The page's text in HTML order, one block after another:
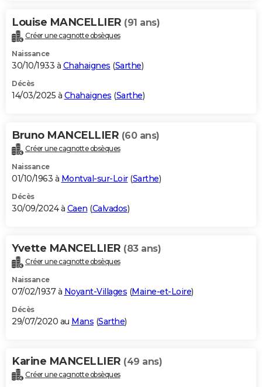
Carte de Noël
Carte Bonne année
Carte Saint-Valentin
Carte Pâques
Carte d'anniversaire
DICTIONNAIRE
Dictionnaire
Biographies
Citations
Expressions
Proverbes
PROGRAMME TV
S'inscrire
Se connecter
Lycées
Collèges
Primaires
Universités
Entreprises
Service militaire
Avis de recherche
AVIS DE DÉCÈS
Bricolage
Lifestyle
Culture
Sport
Auto
Television
Voyage
Cinema
Louise MANCELLIER (91 ans)
Créer une cagnotte obsèques
Naissance
30/10/1933 à Chahaignes (Sarthe)
Décès
14/03/2025 à Chahaignes (Sarthe)
Bruno MANCELLIER (60 ans)
Créer une cagnotte obsèques
Naissance
01/10/1963 à Montval-sur-Loir(Sarthe)
Décès
30/09/2024 à Caen (Calvados)
Yvette MANCELLIER (83 ans)
Créer une cagnotte obsèques
Naissance
07/02/1937 à Noyant-Villages (Maine-et-Loire)
Décès
29/07/2020 au Mans (Sarthe)
Karine MANCELLIER (49 ans)
Créer une cagnotte obsèques